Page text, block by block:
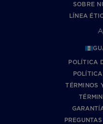
SOBRE
LÍNEA
POLÍTICA
TÉRMINOS